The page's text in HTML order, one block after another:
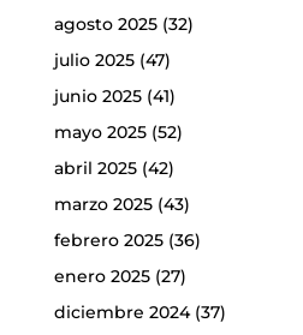
agosto 2025(32)
julio 2025(47)
junio 2025(41)
mayo 2025(52)
abril 2025(42)
marzo 2025(43)
febrero 2025(36)
enero 2025(27)
diciembre 2024(37)